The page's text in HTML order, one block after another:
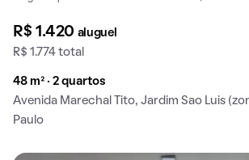
R$ 1.420 aluguel
R$ 1.774 total
48 m² · 2 quartos
Avenida Marechal Tito, Jardim Sao Luis
Paulo